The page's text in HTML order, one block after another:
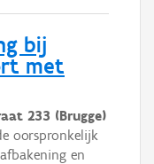
bij
met
233 (Brugge)
oorspronkelijk
en